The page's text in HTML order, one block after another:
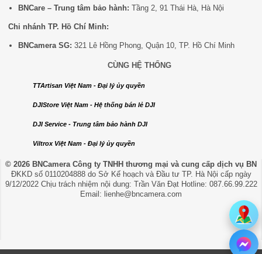
BNCare – Trung tâm bảo hành: Tầng 2, 91 Thái Hà, Hà Nội
Chi nhánh TP. Hồ Chí Minh:
BNCamera SG: 321 Lê Hồng Phong, Quận 10, TP. Hồ Chí Minh
CÙNG HỆ THỐNG
TTArtisan Việt Nam - Đại lý ủy quyền
DJIStore Việt Nam - Hệ thống bán lẻ DJI
DJI Service - Trung tâm bảo hành DJI
Viltrox Việt Nam - Đại lý ủy quyền
© 2026 BNCamera Công ty TNHH thương mại và cung cấp dịch vụ BN
ĐKKD số 0110204888 do Sở Kế hoạch và Đầu tư TP. Hà Nội cấp ngày
9/12/2022 Chịu trách nhiệm nội dung: Trần Văn Đạt Hotline: 087.66.99.222
Email: lienhe@bncamera.com